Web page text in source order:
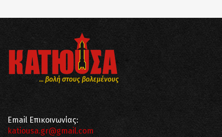
... βολή στους βολεμένους
Email Επικοινωνίας:
katiousa.gr@gmail.com